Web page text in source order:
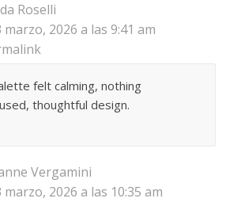
Roselli
marzo, 2026 a las 9:41 am
felt calming, nothing
thoughtful design.
Vergamini
marzo, 2026 a las 10:35 am